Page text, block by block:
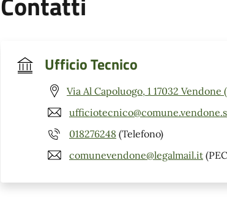
Ufficio Tecnico
Via Al Capoluogo, 1 17032 Vendone
018276248 (Telefono)
comunevendone@legalmail.it